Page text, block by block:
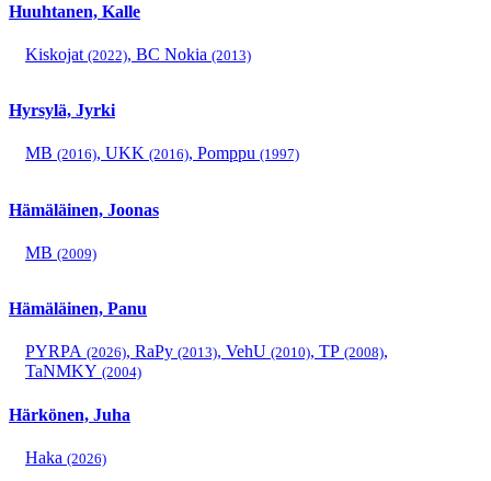
Huuhtanen, Kalle
Kiskojat (2022), BC Nokia (2013)
Hyrsylä, Jyrki
MB (2016), UKK (2016), Pomppu (1997)
Hämäläinen, Joonas
MB (2009)
Hämäläinen, Panu
PYRPA (2026), RaPy (2013), VehU (2010), TP (2008),
TaNMKY (2004)
Härkönen, Juha
Haka (2026)